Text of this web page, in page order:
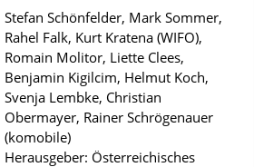
d
s
z
u
r
P
Stefan Schönfelder, Mark Sommer,
Rahel Falk, Kurt Kratena (WIFO),
Romain Molitor, Liette Clees,
Benjamin Kigilcim, Helmut Koch,
Svenja Lembke, Christian
Obermayer, Rainer Schrögenauer
(komobile)
Herausgeber: Österreichisches